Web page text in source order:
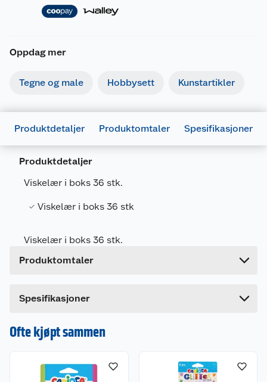
Oppdag mer
Tegne og male Hobbysett Kunstartikler
Produktdetaljer Produktomtaler Spesifikasjoner
Produktdetaljer
Viskelær i boks 36 stk.
Viskelær i boks 36 stk
Viskelær i boks 36 stk.
Produktomtaler
Spesifikasjoner
Artikkelnummer
Leverandørens artikkelnummer
Forpakningsmål
Ofte kjøpt sammen